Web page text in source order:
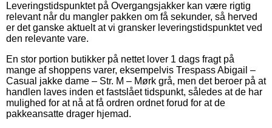
Leveringstidspunktet på Overgangsjakker kan være rigtig
relevant når du mangler pakken om få sekunder, så herved
er det ganske aktuelt at vi gransker leveringstidspunktet ved
den relevante vare.
En stor portion butikker på nettet lover 1 dags fragt på
mange af shoppens varer, eksempelvis Trespass Abigail –
Casual jakke dame – Str. M – Mørk grå, men det beroer på at
handlen laves inden et fastslået tidspunkt, således at de har
mulighed for at nå at få ordren ordnet forud for at de
pakkeansatte drager hjemad.